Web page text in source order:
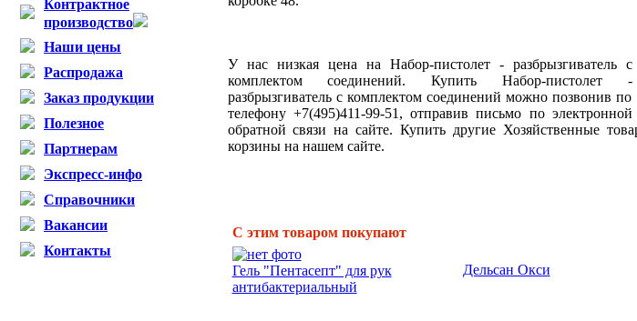
Контрактное
производство
Наши цены
Распродажа
Заказ продукции
Полезное
Партнерам
Экспресс-инфо
Справочники
Вакансии
Контакты
У нас низкая цена на Набор-пистолет - разбрызгиватель с
комплектом соединений. Купить Набор-пистолет -
разбрызгиватель с комплектом соединений можно позвонив по
телефону +7(495)411-99-51, отправив письмо по
обратной связи на сайте. Купить другие Хозяйственные
корзины на нашем сайте.
С этим товаром покупают
Гель "Пентасепт" для рук
антибактериальный
Дельсан Окси